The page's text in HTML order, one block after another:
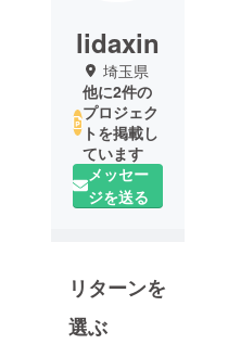
lidaxin
埼玉県
他に2件の
プロジェク
トを掲載し
ています
メッセー
ジを送る
リターンを
選ぶ